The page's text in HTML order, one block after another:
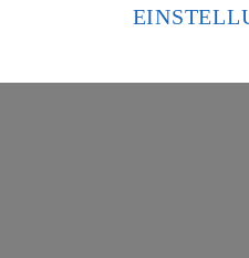
eines Zugriffs durch US-